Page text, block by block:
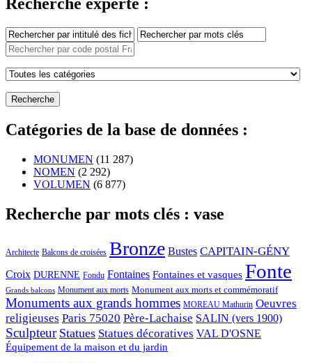
Catégories de la base de données :
MONUMEN (11 287)
NOMEN (2 292)
VOLUMEN (6 877)
Recherche par mots clés : vase
Architecte Balcons de croisées Bronze Bustes CAPITAIN-GÉNY
Croix DURENNE Fondu Fontaines Fontaines et vasques Fonte
Grands balcons Monument aux morts Monument aux morts et commémoratif
Monuments aux grands hommes MOREAU Mathurin Oeuvres
religieuses Paris 75020 Père-Lachaise SALIN (vers 1900)
Sculpteur Statues Statues décoratives VAL D'OSNE
Équipement de la maison et du jardin